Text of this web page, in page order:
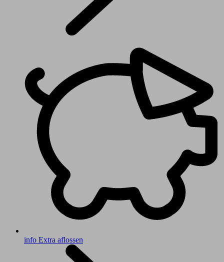
info Extra aflossen